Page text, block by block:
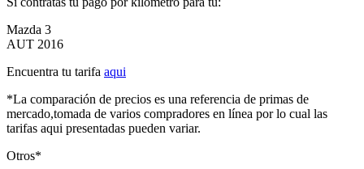
Mazda 3
AUT 2016
Encuentra tu tarifa aqui
*La comparación de precios es una referencia de primas de
mercado,tomada de varios compradores en línea por lo cual las
tarifas aqui presentadas pueden variar.
Otros*